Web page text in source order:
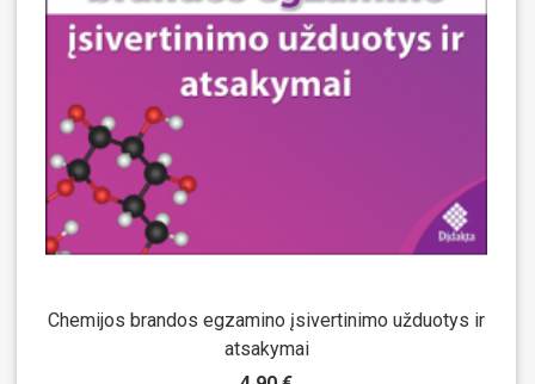
Chemijos brandos egzamino įsivertinimo užduotys ir
atsakymai